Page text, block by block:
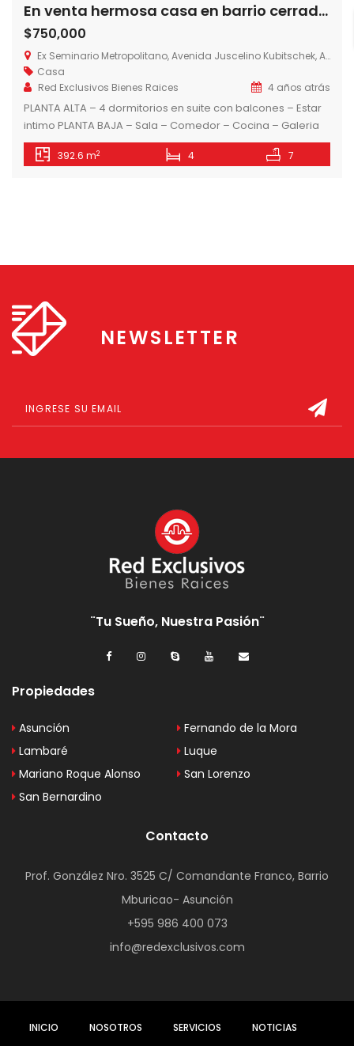
En venta hermosa casa en barrio cerrado, Zona Seminario
$750,000
Ex Seminario Metropolitano, Avenida Juscelino Kubitschek, Asunción, Paraguay
Casa
Red Exclusivos Bienes Raices
4 años atrás
PLANTA ALTA – 4 dormitorios en suite con balcones – Estar
intimo PLANTA BAJA – Sala – Comedor – Cocina – Galeria
con parrilla – Area de servicio – Patio – Piscina
392.6 m2 4 7
NEWSLETTER
¨Tu Sueño, Nuestra Pasión¨
Propiedades
Asunción
Fernando de la Mora
Lambaré
Luque
Mariano Roque Alonso
San Lorenzo
San Bernardino
Contacto
Prof. González Nro. 3525 C/ Comandante Franco, Barrio
Mburicao- Asunción
+595 986 400 073
info@redexclusivos.com
INICIO NOSOTROS SERVICIOS NOTICIAS